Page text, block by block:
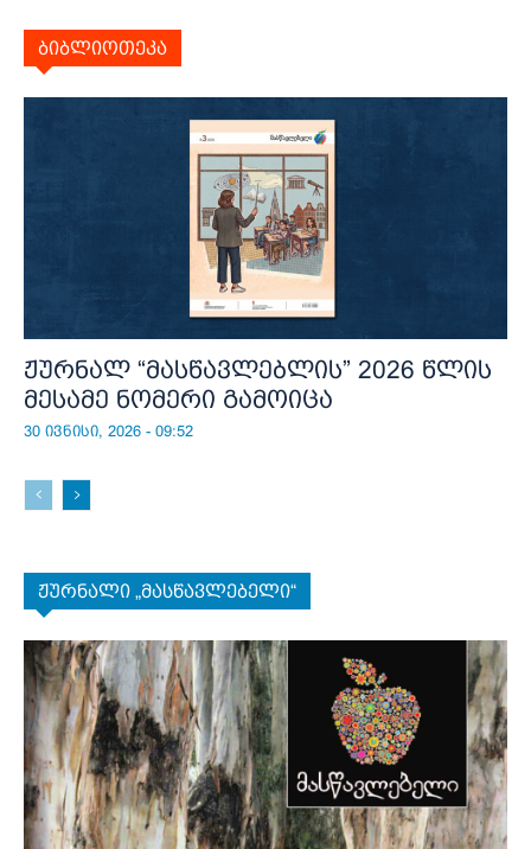
ბიბლიოთეკა
ჟურნალ “მასწავლებლის” 2026 წლის
მესამე ნომერი გამოიცა
30 ივნისი, 2026 - 09:52
ჟურნალი „მასწავლებელი“